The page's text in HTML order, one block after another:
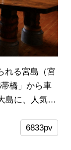
れる宮島（宮
橋」から車
島に、人気番
泊施設があ
鍋亭(いしな
6833pv